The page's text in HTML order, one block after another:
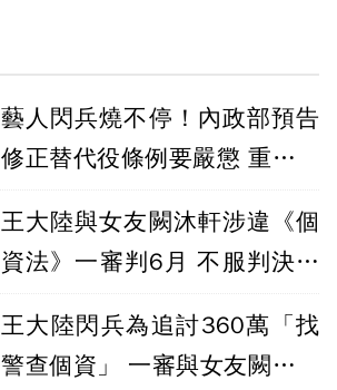
藝人閃兵燒不停！內政部預告
修正替代役條例要嚴懲 重罰至
王大陸與女友闕沐軒涉違《個
資法》一審判6月 不服判決將
王大陸閃兵為追討360萬「找
警查個資」 一審與女友闕沐軒